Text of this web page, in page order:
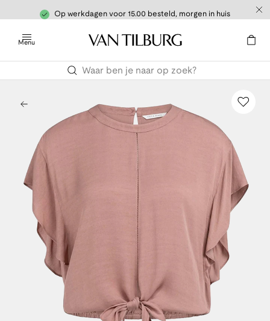
Op werkdagen voor 15.00 besteld, morgen in huis
Menu